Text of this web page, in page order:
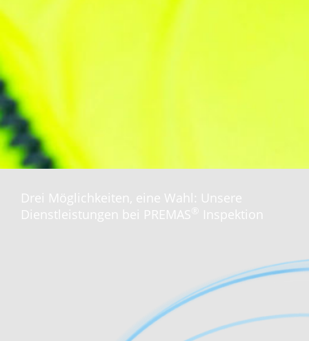
Drei Möglichkeiten, eine Wahl: Unsere
Dienstleistungen bei PREMAS ® Inspektion